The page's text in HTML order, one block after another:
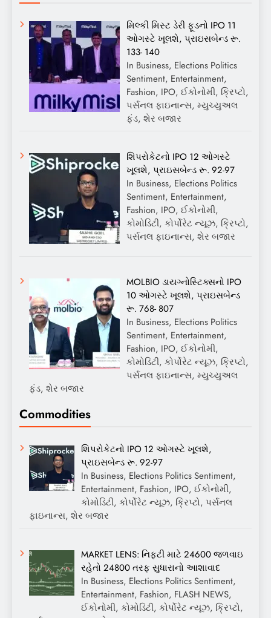
મિલ્કી મિસ્ટ ડેરી ફૂડનો IPO 11
ઓગસ્ટે ખૂલશે, પ્રાઇસબેન્ડ રૂ.
133- 140
In Business, Elections Politics
Sentiment, Entertainment,
Fashion, IPO, ઈકોનોમી, ક્રિપ્ટો,
પર્સનલ ફાઇનાન્સ, મ્યુચ્યુઅલ
ફંડ, શેર બજાર
શિપરોકેટનો IPO 12 ઓગસ્ટે
ખૂલશે, પ્રાઇસબેન્ડ રૂ. 92-97
In Business, Elections Politics
Sentiment, Entertainment,
Fashion, IPO, ઈકોનોમી,
કોમોડિટી, કોર્પોરેટ ન્યૂઝ, ક્રિપ્ટો,
પર્સનલ ફાઇનાન્સ, શેર બજાર
MOLBIO ડાયગ્નોસ્ટિક્સનો IPO
10 ઓગસ્ટે ખૂલશે, પ્રાઇસબેન્ડ
રૂ. 768- 807
In Business, Elections Politics
Sentiment, Entertainment,
Fashion, IPO, ઈકોનોમી,
કોમોડિટી, કોર્પોરેટ ન્યૂઝ, ક્રિપ્ટો,
પર્સનલ ફાઇનાન્સ, મ્યુચ્યુઅલ
ફંડ, શેર બજાર
Commodities
શિપરોકેટનો IPO 12 ઓગસ્ટે ખૂલશે,
પ્રાઇસબેન્ડ રૂ. 92-97
In Business, Elections Politics Sentiment,
Entertainment, Fashion, IPO, ઈકોનોમી,
કોમોડિટી, કોર્પોરેટ ન્યૂઝ, ક્રિપ્ટો, પર્સનલ
ફાઇનાન્સ, શેર બજાર
MARKET LENS: નિફ્ટી માટે 24600 જળવાઇ
રહેતો 24800 તરફ સુધારાનો આશાવાદ
In Business, Elections Politics Sentiment,
Entertainment, Fashion, FLASH NEWS,
ઈકોનોમી, કોમોડિટી, કોર્પોરેટ ન્યૂઝ, ક્રિપ્ટો,